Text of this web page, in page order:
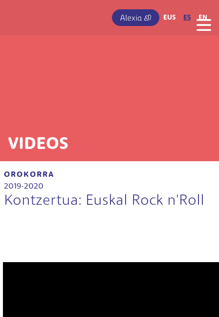
EUS ES EN
IRUDIA
VIDEOS
OROKORRA
2019-2020
Kontzertua: Euskal Rock n'Roll